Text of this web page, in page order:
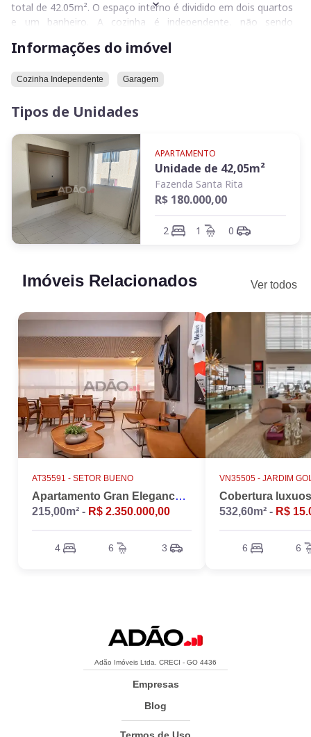
total de 42.05m². O espaço interno é dividido em dois quartos
e um banheiro. A cozinha é independente, não sendo
também conta com uma garagem.
Convidamos você a visitar este apartamento para conhecer
2 quartos
cozinha
sala
1 garagem
Informações do imóvel
Cozinha Independente Garagem
Tipos de Unidades
APARTAMENTO
Unidade de 42,05m²
Fazenda Santa Rita
R$ 180.000,00
2 1 0
Imóveis Relacionados Ver todos
AT35591 - SETOR BUENO
Apartamento Gran Elegance - 4 suites + Home Office
215,00m² - R$ 2.350.000,00
4 6 3
VN35505 - JARDIM
532,60m² - R$
6 6
Adão Imóveis Ltda. CRECI - GO 4436
Empresas
Blog